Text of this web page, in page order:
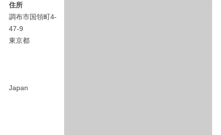
住所
調布市国領町4-
47-9
東京都
Japan